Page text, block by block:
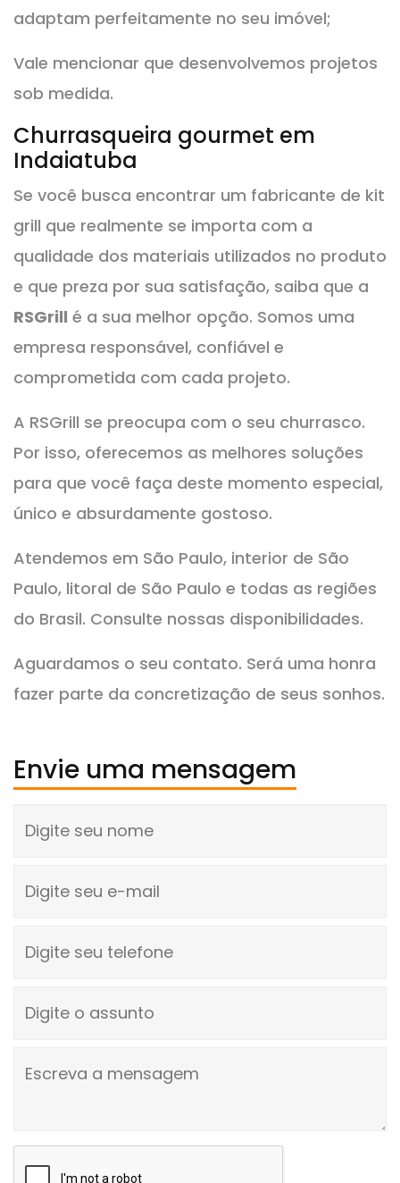
adaptam perfeitamente no seu imóvel;
Vale mencionar que desenvolvemos projetos
sob medida.
Churrasqueira gourmet em
Indaiatuba
Se você busca encontrar um fabricante de kit
grill que realmente se importa com a
qualidade dos materiais utilizados no produto
e que preza por sua satisfação, saiba que a
RSGrill é a sua melhor opção. Somos uma
empresa responsável, confiável e
comprometida com cada projeto.
A RSGrill se preocupa com o seu churrasco.
Por isso, oferecemos as melhores soluções
para que você faça deste momento especial,
único e absurdamente gostoso.
Atendemos em São Paulo, interior de São
Paulo, litoral de São Paulo e todas as regiões
do Brasil. Consulte nossas disponibilidades.
Aguardamos o seu contato. Será uma honra
fazer parte da concretização de seus sonhos.
Envie uma mensagem